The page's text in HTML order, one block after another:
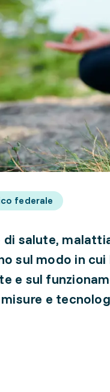
federale
di salute,
sul modo in cui
e sul
e